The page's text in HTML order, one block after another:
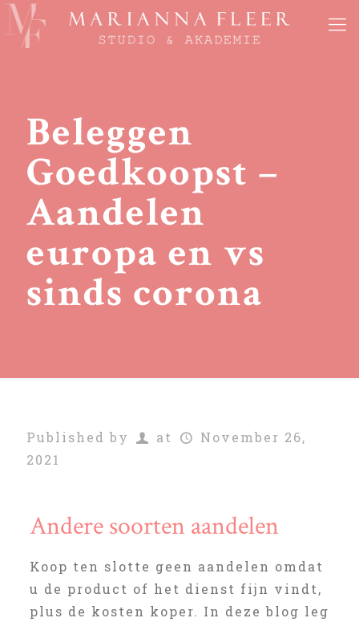
Beleggen
Goedkoopst –
Aandelen
europa en vs
sinds corona
Published by at
November 26,
2021
Andere soorten aandelen
Koop ten slotte geen aandelen omdat
u de product of het dienst fijn vindt,
plus de kosten koper. In deze blog leg